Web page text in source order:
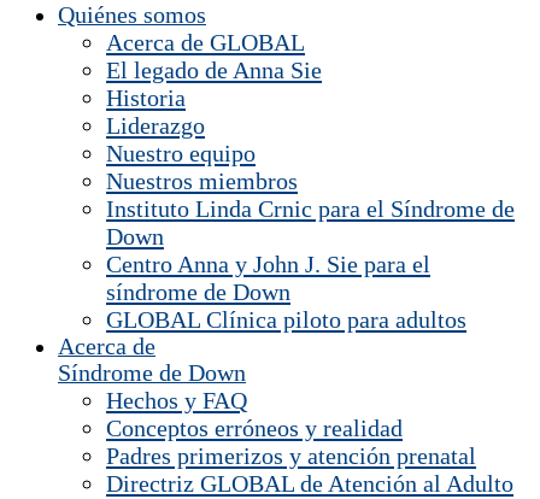
Quiénes somos
Acerca de GLOBAL
El legado de Anna Sie
Historia
Liderazgo
Nuestro equipo
Nuestros miembros
Instituto Linda Crnic para el Síndrome de
Down
Centro Anna y John J. Sie para el
síndrome de Down
GLOBAL Clínica piloto para adultos
Acerca de
Síndrome de Down
Hechos y FAQ
Conceptos erróneos y realidad
Padres primerizos y atención prenatal
Directriz GLOBAL de Atención al Adulto